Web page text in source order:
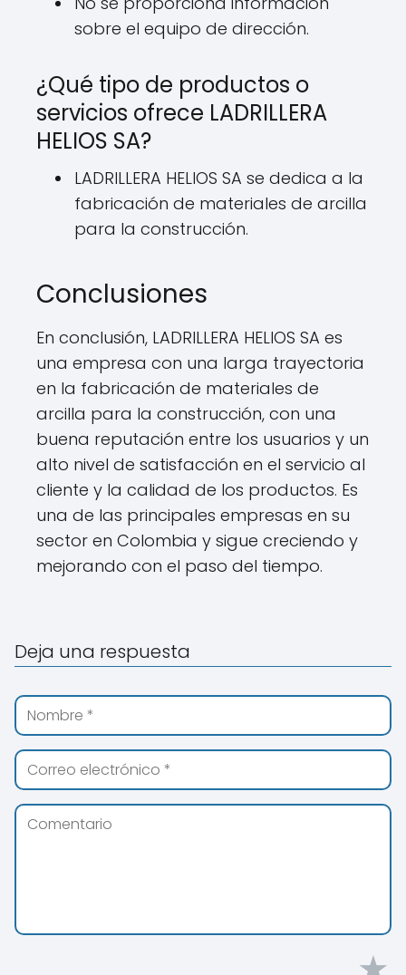
sobre el equipo de dirección.
¿Qué tipo de productos o
servicios ofrece LADRILLERA
HELIOS SA?
LADRILLERA HELIOS SA se dedica a la
fabricación de materiales de arcilla
para la construcción.
Conclusiones
En conclusión, LADRILLERA HELIOS SA es
una empresa con una larga trayectoria
en la fabricación de materiales de
arcilla para la construcción, con una
buena reputación entre los usuarios y un
alto nivel de satisfacción en el servicio al
cliente y la calidad de los productos. Es
una de las principales empresas en su
sector en Colombia y sigue creciendo y
mejorando con el paso del tiempo.
Deja una respuesta